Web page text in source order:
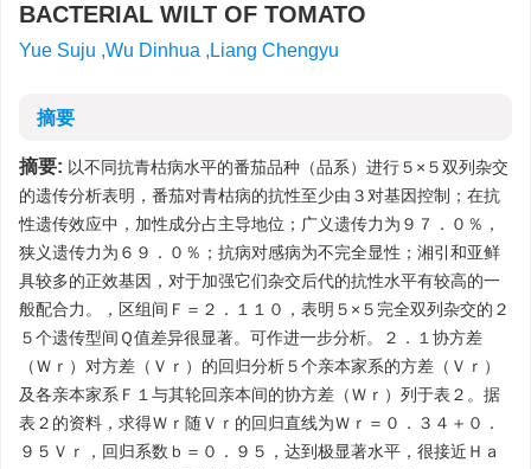
BACTERIAL WILT OF TOMATO
Yue Suju ,Wu Dinhua ,Liang Chengyu
摘要
摘要: 以不同抗青枯病水平的番茄品种（品系）进行５×５双列杂交
的遗传分析表明，番茄对青枯病的抗性至少由３对基因控制；在抗
性遗传效应中，加性成分占主导地位；广义遗传力为９７．０％，
狭义遗传力为６９．０％；抗病对感病为不完全显性；湘引和亚鲜
具较多的正效基因，对于加强它们杂交后代的抗性水平有较高的一
般配合力。，区组间Ｆ＝２．１１０，表明５×５完全双列杂交的２
５个遗传型间Ｑ值差异很显著。可作进一步分析。２．１协方差
（Ｗｒ）对方差（Ｖｒ）的回归分析５个亲本家系的方差（Ｖｒ）
及各亲本家系Ｆ１与其轮回亲本间的协方差（Ｗｒ）列于表２。据
表２的资料，求得Ｗｒ随Ｖｒ的回归直线为Ｗｒ＝０．３４＋０．
９５Ｖｒ，回归系数ｂ＝０．９５，达到极显著水平，很接近Ｈａ